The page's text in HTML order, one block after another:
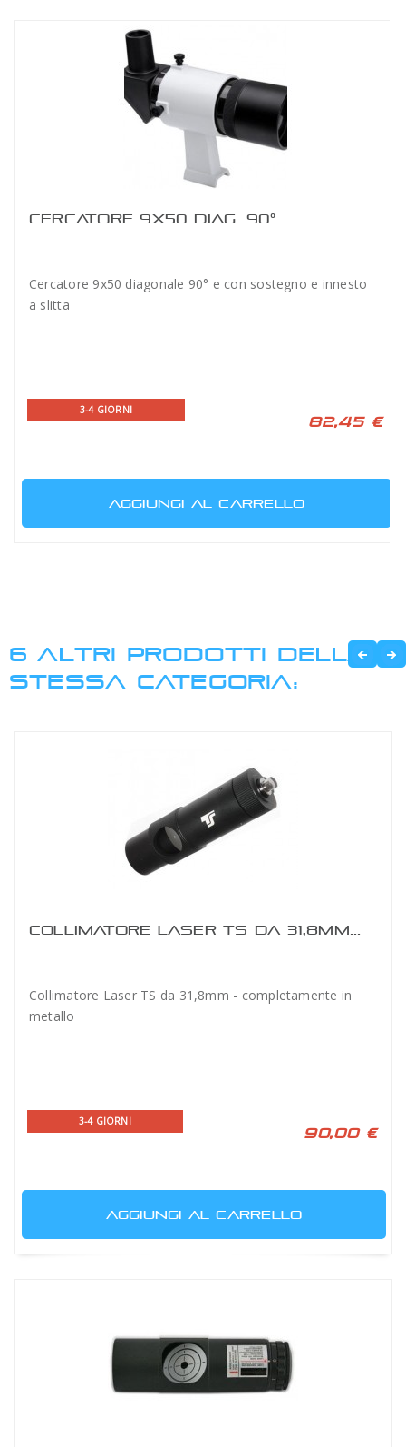
CERCATORE 9X50 DIAG. 90°
Cercatore 9x50 diagonale 90° e con sostegno e innesto
a slitta
3-4 GIORNI
82,45 €
AGGIUNGI AL CARRELLO
6 ALTRI PRODOTTI DELLA
STESSA CATEGORIA:
COLLIMATORE LASER TS DA 31,8MM...
Collimatore Laser TS da 31,8mm - completamente in
metallo
3-4 GIORNI
90,00 €
AGGIUNGI AL CARRELLO